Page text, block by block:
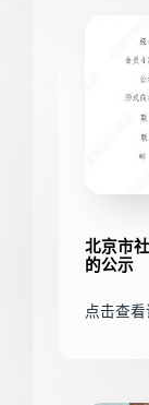
北京市
的公示
点击